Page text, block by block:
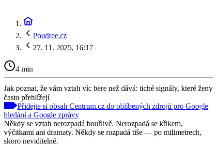
Poudree.cz
27. 11. 2025, 16:17
4 min
Jak poznat, že vám vztah víc bere než dává: tiché signály, které ženy
často přehlížejí
Přidejte si obsah Centrum.cz do oblíbených zdrojů pro Google
hledání a Google zprávy
Někdy se vztah nerozpadá bouřlivě. Nerozpadá se křikem,
výčitkami ani dramaty. Někdy se rozpadá tiše — po milimetrech,
skoro neviditelně.